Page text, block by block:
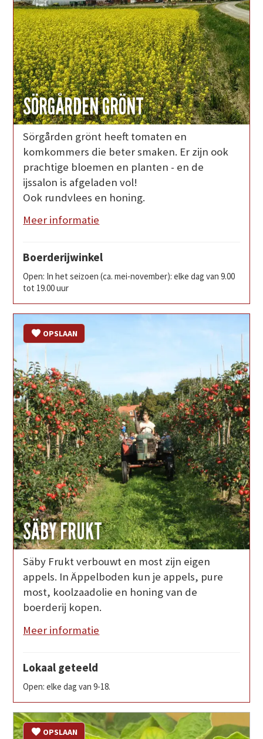
SÖRGÅRDEN GRÖNT
Sörgården grönt heeft tomaten en
komkommers die beter smaken. Er zijn ook
prachtige bloemen en planten - en de
ijssalon is afgeladen vol!
Ook rundvlees en honing.
Meer informatie
Boerderijwinkel
Open: In het seizoen (ca. mei-november): elke dag van 9.00
tot 19.00 uur
SÄBY FRUKT
OPSLAAN
Säby Frukt verbouwt en most zijn eigen
appels. In Äppelboden kun je appels, pure
most, koolzaadolie en honing van de
boerderij kopen.
Meer informatie
Lokaal geteeld
Open: elke dag van 9-18.
OPSLAAN